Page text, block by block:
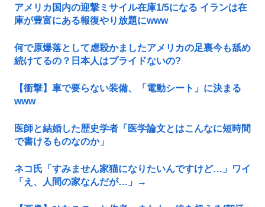
アメリカ国内の迎撃ミサイル在庫1/5になる イランは在
庫が豊富にある報復やり放題にwww
何で原爆落として虐殺かましたアメリカの足裏今も舐め
続けてるの？日本人はプライドないの?
【衝撃】車で要らない装備、「電動シート」に決まる
www
医師と結婚した歴史学者「医学論文とはこんなに短時間
で書けるものなのか」
ネコ氏「すみません家猫になりたいんですけど…」ワイ
「え、人間の家なんだが…」→